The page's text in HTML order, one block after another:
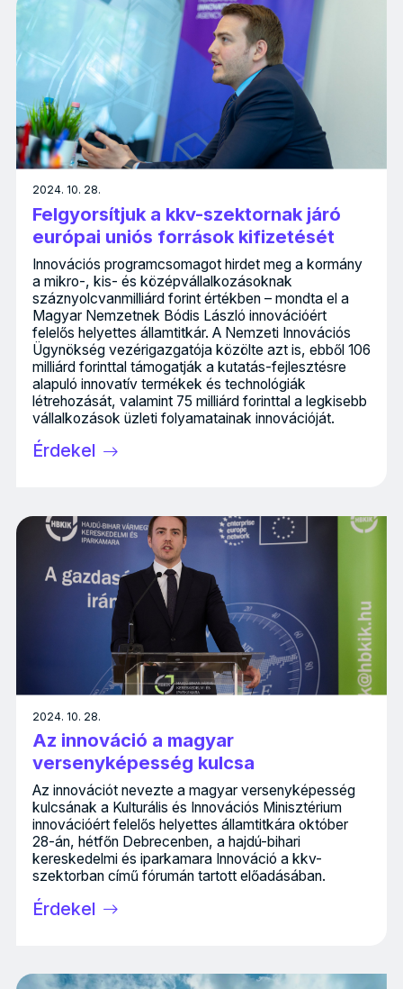
2024. 10. 28.
Felgyorsítjuk a kkv-szektornak járó
európai uniós források kifizetését
Innovációs programcsomagot hirdet meg a kormány
a mikro-, kis- és középvállalkozásoknak
száznyolcvanmilliárd forint értékben – mondta el a
Magyar Nemzetnek Bódis László innovációért
felelős helyettes államtitkár. A Nemzeti Innovációs
Ügynökség vezérigazgatója közölte azt is, ebből 106
milliárd forinttal támogatják a kutatás-fejlesztésre
alapuló innovatív termékek és technológiák
létrehozását, valamint 75 milliárd forinttal a legkisebb
vállalkozások üzleti folyamatainak innovációját.
Érdekel
2024. 10. 28.
Az innováció a magyar
versenyképesség kulcsa
Az innovációt nevezte a magyar versenyképesség
kulcsának a Kulturális és Innovációs Minisztérium
innovációért felelős helyettes államtitkára október
28-án, hétfőn Debrecenben, a hajdú-bihari
kereskedelmi és iparkamara Innováció a kkv-
szektorban című fórumán tartott előadásában.
Érdekel